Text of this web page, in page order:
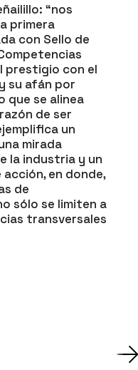
“nos
primera
con Sello de
prestigio con el
su afán por
que se alinea
de ser
un
mirada
la industria y un
en donde,
de
sólo se limiten a
transversales